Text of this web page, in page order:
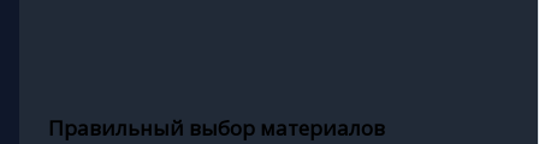
Правильный выбор материалов